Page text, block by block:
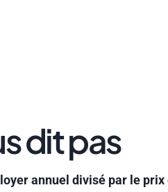
dit pas
loyer annuel divisé par le prix